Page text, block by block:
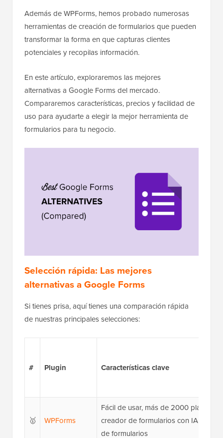
Además de WPForms, hemos probado numerosas
herramientas de creación de formularios que pueden
transformar la forma en que capturas clientes
potenciales y recopilas información.
En este artículo, exploraremos las mejores
alternativas a Google Forms del mercado.
Compararemos características, precios y facilidad de
uso para ayudarte a elegir la mejor herramienta de
formularios para tu negocio.
Selección rápida: Las mejores
alternativas a Google Forms
Si tienes prisa, aquí tienes una comparación rápida
de nuestras principales selecciones:
# Plugin Características clave
🥇 WPForms
Fácil de usar, más de 2000 plantillas
creador de formularios con IA,
de formularios